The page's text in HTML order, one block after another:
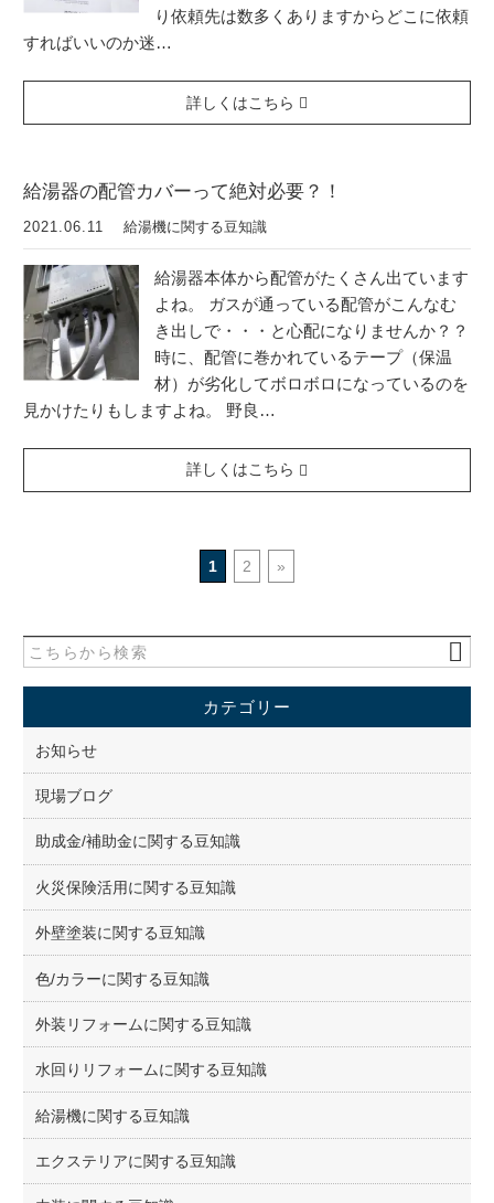
り依頼先は数多くありますからどこに依頼
すればいいのか迷…
詳しくはこちら
給湯器の配管カバーって絶対必要？！
2021.06.11 給湯機に関する豆知識
給湯器本体から配管がたくさん出ています
よね。 ガスが通っている配管がこんなむ
き出しで・・・と心配になりませんか？？
時に、配管に巻かれているテープ（保温
材）が劣化してボロボロになっているのを
見かけたりもしますよね。 野良…
詳しくはこちら
1 2 »
カテゴリー
お知らせ
現場ブログ
助成金/補助金に関する豆知識
火災保険活用に関する豆知識
外壁塗装に関する豆知識
色/カラーに関する豆知識
外装リフォームに関する豆知識
水回りリフォームに関する豆知識
給湯機に関する豆知識
エクステリアに関する豆知識